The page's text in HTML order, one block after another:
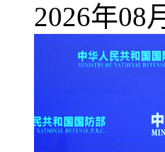
2026年08